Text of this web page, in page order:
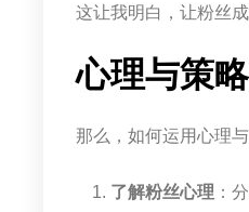
这让我明白，让粉丝
心理与策
那么，如何运用心理
了解粉丝心理 ：